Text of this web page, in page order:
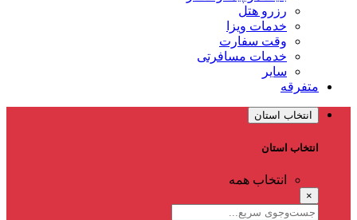
رزرو هتل
خدمات ویزا
وقت سفارت
خدمات مسافرتی
سایر
متفرقه
انتخاب استان
انتخاب استان
انتخاب همه
×